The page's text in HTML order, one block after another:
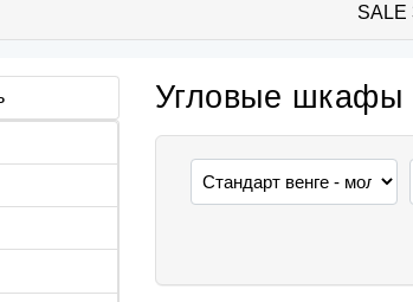
SALE
Угловые шкафы